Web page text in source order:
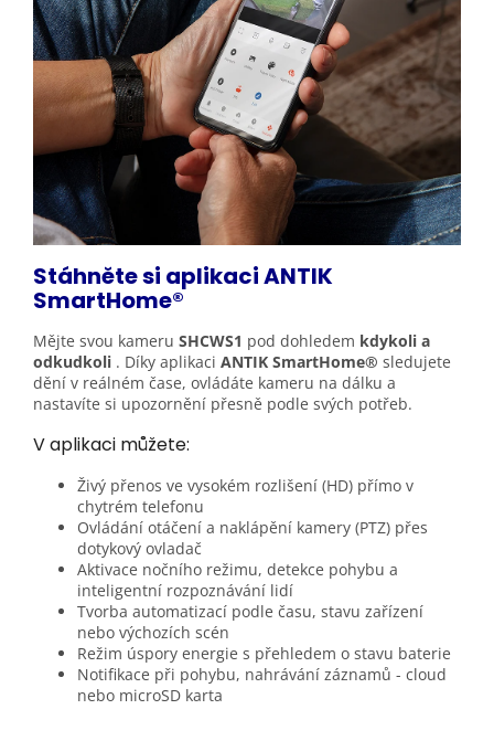
Stáhněte si aplikaci ANTIK
SmartHome®
Mějte svou kameru SHCWS1 pod dohledem kdykoli a
odkudkoli . Díky aplikaci ANTIK SmartHome® sledujete
dění v reálném čase, ovládáte kameru na dálku a
nastavíte si upozornění přesně podle svých potřeb.
V aplikaci můžete:
Živý přenos ve vysokém rozlišení (HD) přímo v
chytrém telefonu
Ovládání otáčení a naklápění kamery (PTZ) přes
dotykový ovladač
Aktivace nočního režimu, detekce pohybu a
inteligentní rozpoznávání lidí
Tvorba automatizací podle času, stavu zařízení
nebo výchozích scén
Režim úspory energie s přehledem o stavu baterie
Notifikace při pohybu, nahrávání záznamů - cloud
nebo microSD karta